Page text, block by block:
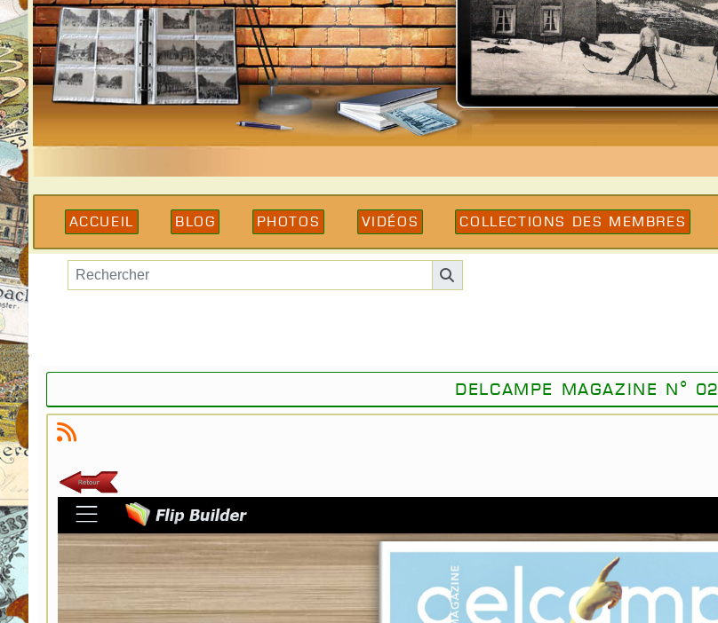
Accueil Blog Photos Vidéos Collections des membres
Delcampe Magazine N° 02